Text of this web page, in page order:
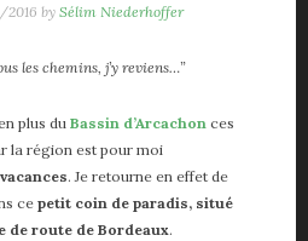
by Sélim Niederhoffer
les chemins, j’y reviens…”
plus du Bassin d’Arcachon ces
la région est pour moi
vacances. Je retourne en effet de
ce petit coin de paradis, situé
de route de Bordeaux.